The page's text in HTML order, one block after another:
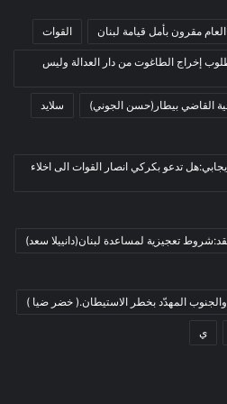
(1٬227)
(73)
مقرون بأمل قيامة لبنان القوات
إخراج الطاغوت من دار العدالة وليس
القاضي بيطار(حسن الجوني) سلايد
تدعو بكركي انصار القوات الى اخلاء
تعجيزية لمساعدة لبنان(دانييلا سعد)
المهدّد بخطر الاستيطان.( خضر ضيا )
ي